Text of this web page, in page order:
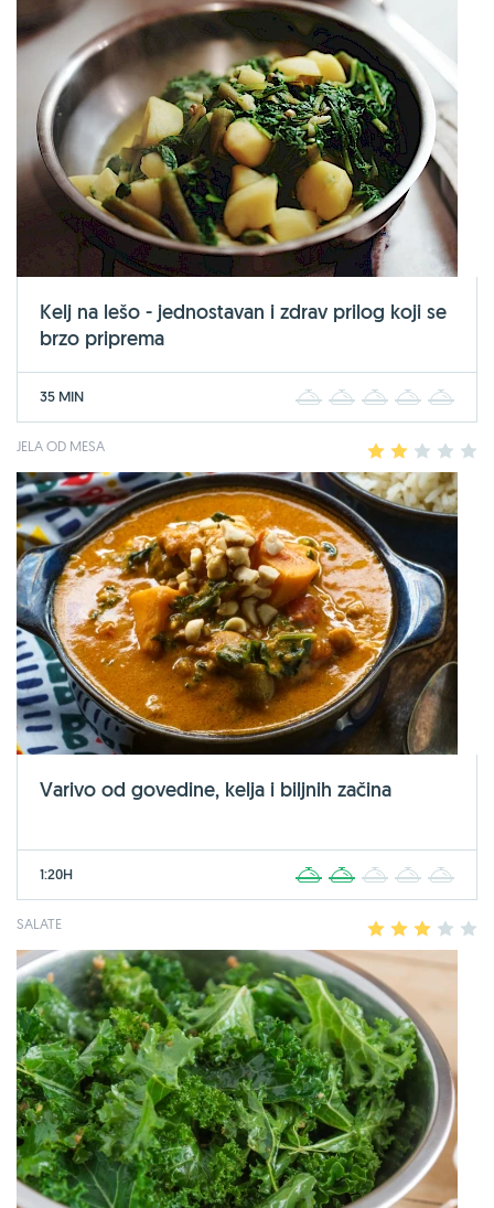
Kelj na lešo - jednostavan i zdrav prilog koji se
brzo priprema
35 MIN 2 3 4
JELA OD MESA 2 3 4
Varivo od govedine, kelja i biljnih začina
1:20H 2 3 4
SALATE 2 3 4